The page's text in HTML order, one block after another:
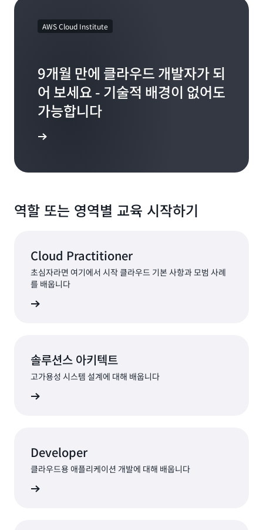
AWS Cloud Institute
9개월 만에 클라우드 개발자가 되
어 보세요 - 기술적 배경이 없어도
가능합니다
역할 또는 영역별 교육 시작하기
Cloud Practitioner
초심자라면 여기에서 시작 클라우드 기본 사항과 모범 사례
를 배웁니다
솔루션스 아키텍트
고가용성 시스템 설계에 대해 배웁니다
Developer
클라우드용 애플리케이션 개발에 대해 배웁니다